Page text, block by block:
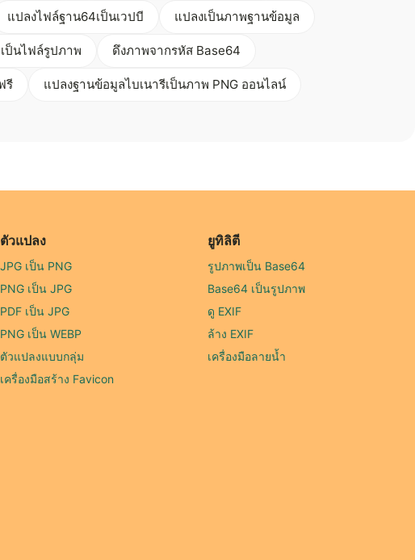
แปลงไฟล์ฐาน64เป็นเวปบี แปลงเป็นภาพฐานข้อมูล
ป็นไฟล์รูปภาพ ดึงภาพจากรหัส Base64
รี แปลงฐานข้อมูลไบเนารีเป็นภาพ PNG ออนไลน์
ตัวแปลง
JPG เป็น PNG
PNG เป็น JPG
PDF เป็น JPG
PNG เป็น WEBP
ตัวแปลงแบบกลุ่ม
เครื่องมือสร้าง Favicon
ยูทิลิตี
รูปภาพเป็น Base64
Base64 เป็นรูปภาพ
ดู EXIF
ล้าง EXIF
เครื่องมือลายน้ำ